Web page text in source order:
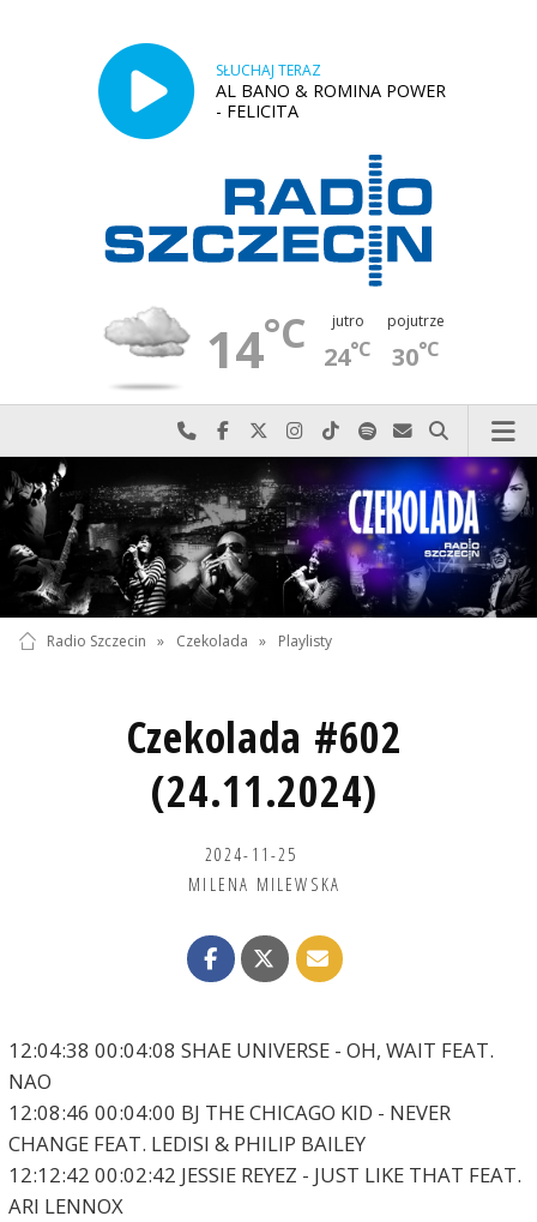
SŁUCHAJ TERAZ
AL BANO & ROMINA POWER
- FELICITA
14°C jutro
24°C
pojutrze
30°C
Najlepiej po prostu do nas zadzwoń
Odwiedź nas na Facebook-u
Odwiedź nas na X
Odwiedź nas na Instagram-ie
Odwiedź nas na TikTok-u
Szukaj nas na Spotify
Wyślij do nas
Szukaj
Radio Szczecin » Czekolada » Playlisty
Czekolada #602
(24.11.2024)
2024-11-25
MILENA MILEWSKA
12:04:38 00:04:08 SHAE UNIVERSE - OH, WAIT FEAT.
NAO
12:08:46 00:04:00 BJ THE CHICAGO KID - NEVER
CHANGE FEAT. LEDISI & PHILIP BAILEY
12:12:42 00:02:42 JESSIE REYEZ - JUST LIKE THAT FEAT.
ARI LENNOX